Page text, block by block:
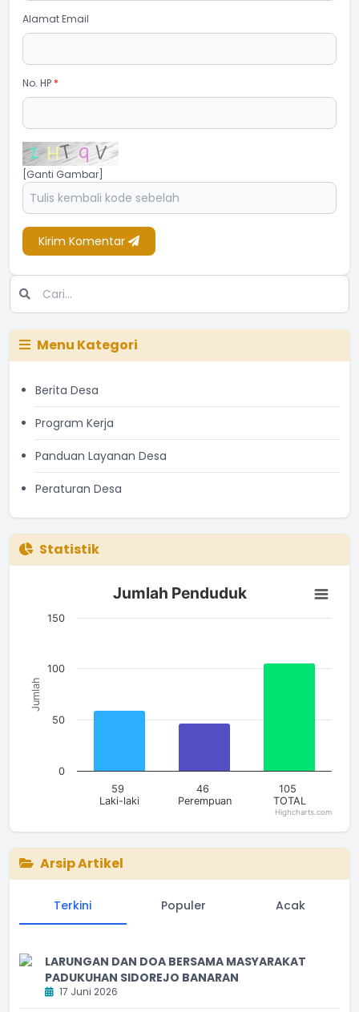
Alamat Email
No. HP *
[Ganti Gambar]
Kirim Komentar
Menu Kategori
Berita Desa
Program Kerja
Panduan Layanan Desa
Peraturan Desa
Statistik
Jumlah Penduduk
Bar chart with 3 bars.
The chart has 1 X axis displaying categories.
Jumlah
Jumlah Penduduk
59
Laki-laki
46
Perempuan
105
TOTAL
0
50
100
150
Highcharts.com
Arsip Artikel
Terkini Populer Acak
LARUNGAN DAN DOA BERSAMA MASYARAKAT
PADUKUHAN SIDOREJO BANARAN
17 Juni 2026